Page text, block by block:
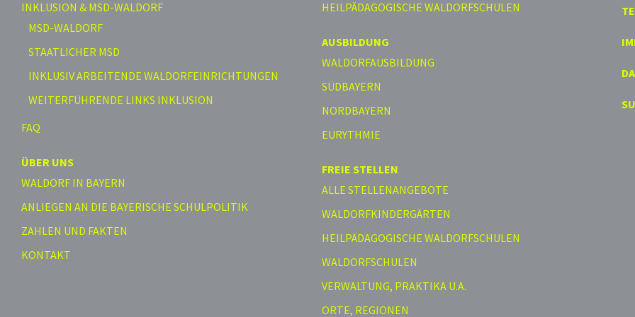
INKLUSION & MSD-WALDORF
MSD-WALDORF
STAATLICHER MSD
INKLUSIV ARBEITENDE WALDORFEINRICHTUNGEN
WEITERFÜHRENDE LINKS INKLUSION
FAQ
ÜBER UNS
WALDORF IN BAYERN
ANLIEGEN AN DIE BAYERISCHE SCHULPOLITIK
ZAHLEN UND FAKTEN
KONTAKT
HEILPÄDAGOGISCHE WALDORFSCHULEN
AUSBILDUNG
WALDORFAUSBILDUNG
SÜDBAYERN
NORDBAYERN
EURYTHMIE
FREIE STELLEN
ALLE STELLENANGEBOTE
WALDORFKINDERGÄRTEN
HEILPÄDAGOGISCHE WALDORFSCHULEN
WALDORFSCHULEN
VERWALTUNG, PRAKTIKA U.A.
ORTE, REGIONEN